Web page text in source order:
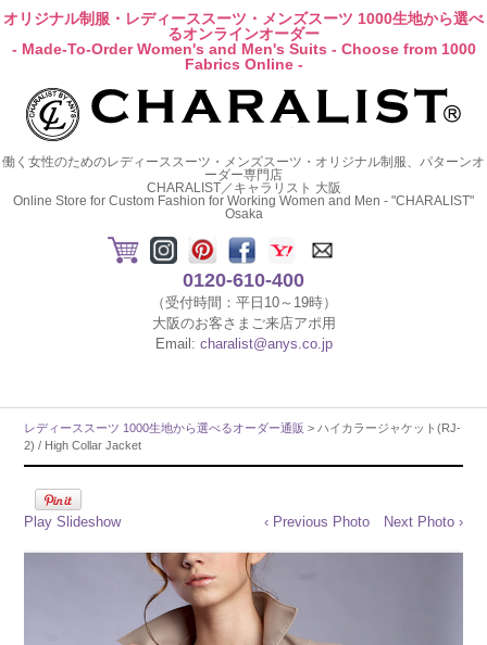
オリジナル制服・レディーススーツ・メンズスーツ 1000生地から選べ
るオンラインオーダー
- Made-To-Order Women's and Men's Suits - Choose from 1000
Fabrics Online -
働く女性のためのレディーススーツ・メンズスーツ・オリジナル制服、パターンオ
ーダー専門店
CHARALIST／キャラリスト 大阪
Online Store for Custom Fashion for Working Women and Men - "CHARALIST"
Osaka
0120-610-400
（受付時間：平日10～19時）
大阪のお客さまご来店アポ用
Email: charalist@anys.co.jp
レディーススーツ 1000生地から選べるオーダー通販 > ハイカラージャケット(RJ-
2) / High Collar Jacket
Play Slideshow ‹ Previous Photo Next Photo ›